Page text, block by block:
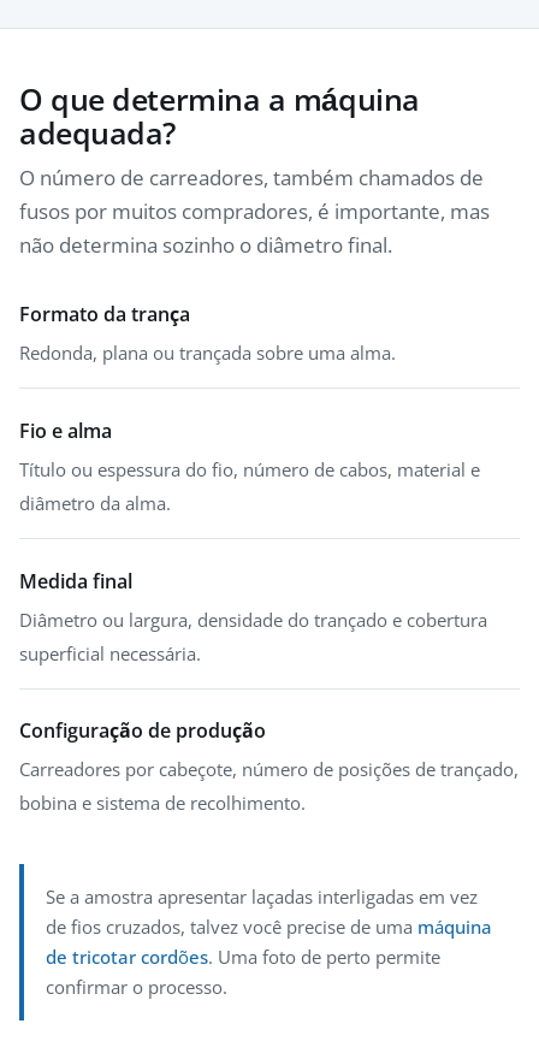
O que determina a máquina
adequada?
O número de carreadores, também chamados de
fusos por muitos compradores, é importante, mas
não determina sozinho o diâmetro final.
Formato da trança
Redonda, plana ou trançada sobre uma alma.
Fio e alma
Título ou espessura do fio, número de cabos, material e
diâmetro da alma.
Medida final
Diâmetro ou largura, densidade do trançado e cobertura
superficial necessária.
Configuração de produção
Carreadores por cabeçote, número de posições de trançado,
bobina e sistema de recolhimento.
Se a amostra apresentar laçadas interligadas em vez
de fios cruzados, talvez você precise de uma máquina
de tricotar cordões. Uma foto de perto permite
confirmar o processo.